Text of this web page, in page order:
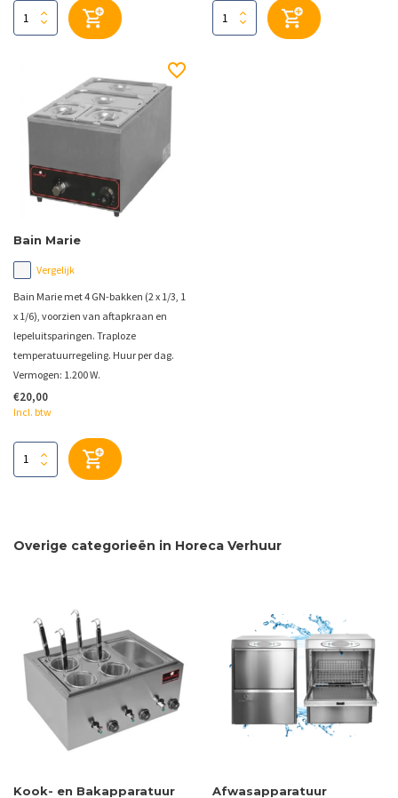
Bain Marie
Vergelijk
Bain Marie met 4 GN-bakken (2 x 1/3, 1
x 1/6), voorzien van aftapkraan en
lepeluitsparingen. Traploze
temperatuurregeling. Huur per dag.
Vermogen: 1.200 W.
€20,00
Incl. btw
Overige categorieën in Horeca Verhuur
Kook- en Bakapparatuur Afwasapparatuur